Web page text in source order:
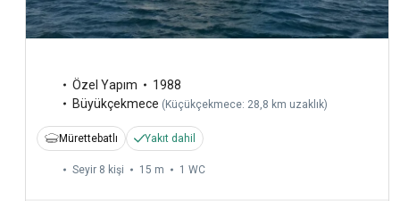
Özel Yapım
1988
Büyükçekmece (Küçükçekmece: 28,8 km uzaklık)
Mürettebatlı Yakıt dahil
Seyir 8 kişi 15 m 1 WC